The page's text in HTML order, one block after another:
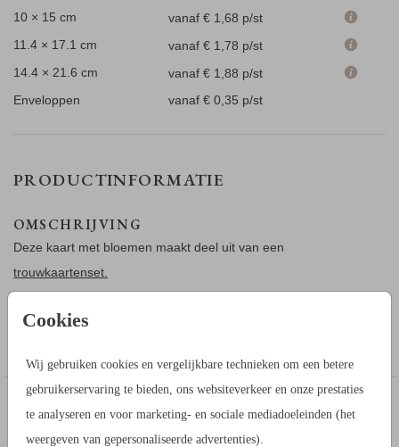
Cookies
Wij gebruiken cookies en vergelijkbare technieken om een betere
gebruikerservaring te bieden, ons websiteverkeer en onze prestaties
te analyseren en voor marketing- en sociale mediadoeleinden (het
weergeven van gepersonaliseerde advertenties).
10 × 15 cm
vanaf € 1,68 p/st
11.4 × 17.1 cm
vanaf € 1,78 p/st
14.4 × 21.6 cm
vanaf € 1,88 p/st
Enveloppen
vanaf € 0,35 p/st
PRODUCTINFORMATIE
OMSCHRIJVING
Deze kaart met bloemen maakt deel uit van een
trouwkaartenset.
Plaats voor deze kaart een kalkpapier trouwkaart. Deze
zal deze bloemen mooi laten doorschijnen. Op de achterkant
kun je het programma van jullie bruiloft ontwerpen. Bestel
deze kaart in hetzelfde formaat als de klalkpapier trouwkaart.
IN DEZELFDE STIJL KUN JE DIT OOK
BESTELLENKALKPAPIER VOORBLAD